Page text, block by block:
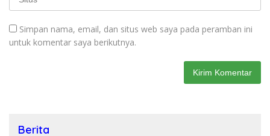
Simpan nama, email, dan situs web saya pada peramban ini
untuk komentar saya berikutnya.
Berita